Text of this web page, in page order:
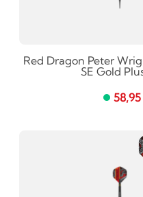
Red Dragon Peter
SE Gold